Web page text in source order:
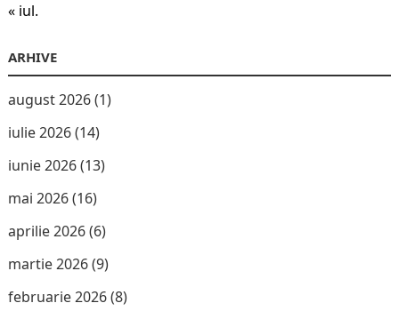
« iul.
ARHIVE
august 2026(1)
iulie 2026(14)
iunie 2026(13)
mai 2026(16)
aprilie 2026(6)
martie 2026(9)
februarie 2026(8)